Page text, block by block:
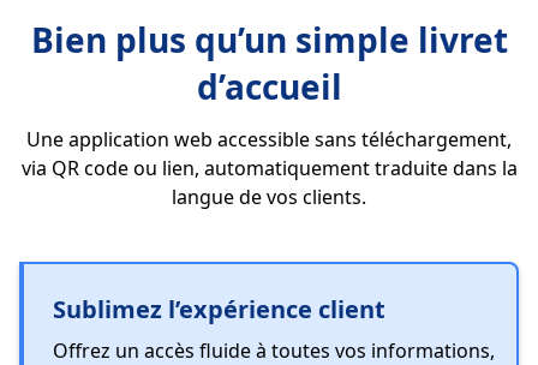
Bien plus qu’un simple livret
d’accueil
Une application web accessible sans téléchargement,
via QR code ou lien, automatiquement traduite dans la
langue de vos clients.
Sublimez l’expérience client
Offrez un accès fluide à toutes vos informations,